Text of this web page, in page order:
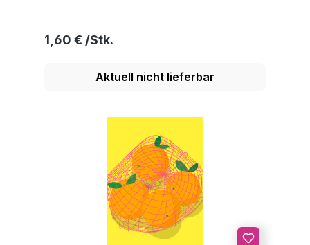
Regulärer Preis:
1,60 €
Aktuell nicht lieferbar